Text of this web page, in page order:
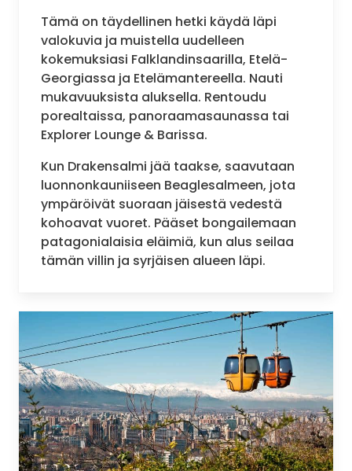
Tämä on täydellinen hetki käydä läpi
valokuvia ja muistella uudelleen
kokemuksiasi Falklandinsaarilla, Etelä-
Georgiassa ja Etelämantereella. Nauti
mukavuuksista aluksella. Rentoudu
porealtaissa, panoraamasaunassa tai
Explorer Lounge & Barissa.
Kun Drakensalmi jää taakse, saavutaan
luonnonkauniiseen Beaglesalmeen, jota
ympäröivät suoraan jäisestä vedestä
kohoavat vuoret. Pääset bongailemaan
patagonialaisia eläimiä, kun alus seilaa
tämän villin ja syrjäisen alueen läpi.